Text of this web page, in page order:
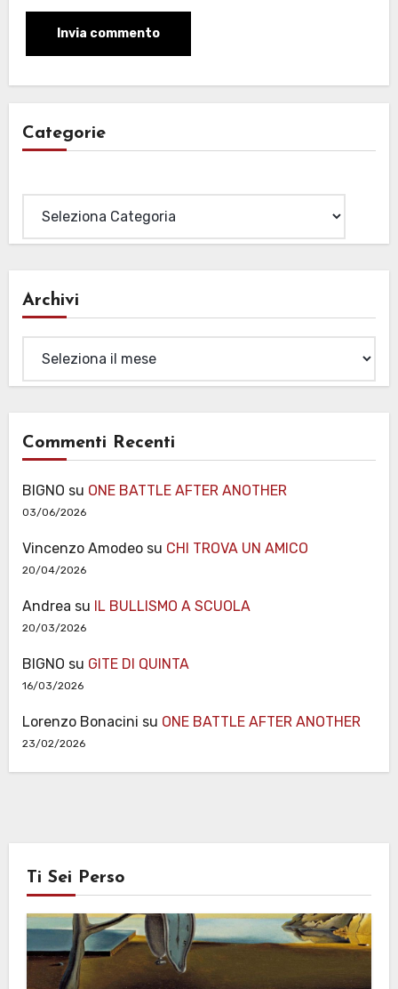
Categorie
Archivi
Commenti Recenti
BIGNO su ONE BATTLE AFTER ANOTHER
03/06/2026
Vincenzo Amodeosu CHI TROVA UN AMICO
20/04/2026
Andrea su IL BULLISMO A SCUOLA
20/03/2026
BIGNO su GITE DI QUINTA
16/03/2026
Lorenzo Bonacini su ONE BATTLE AFTER ANOTHER
23/02/2026
Ti Sei Perso